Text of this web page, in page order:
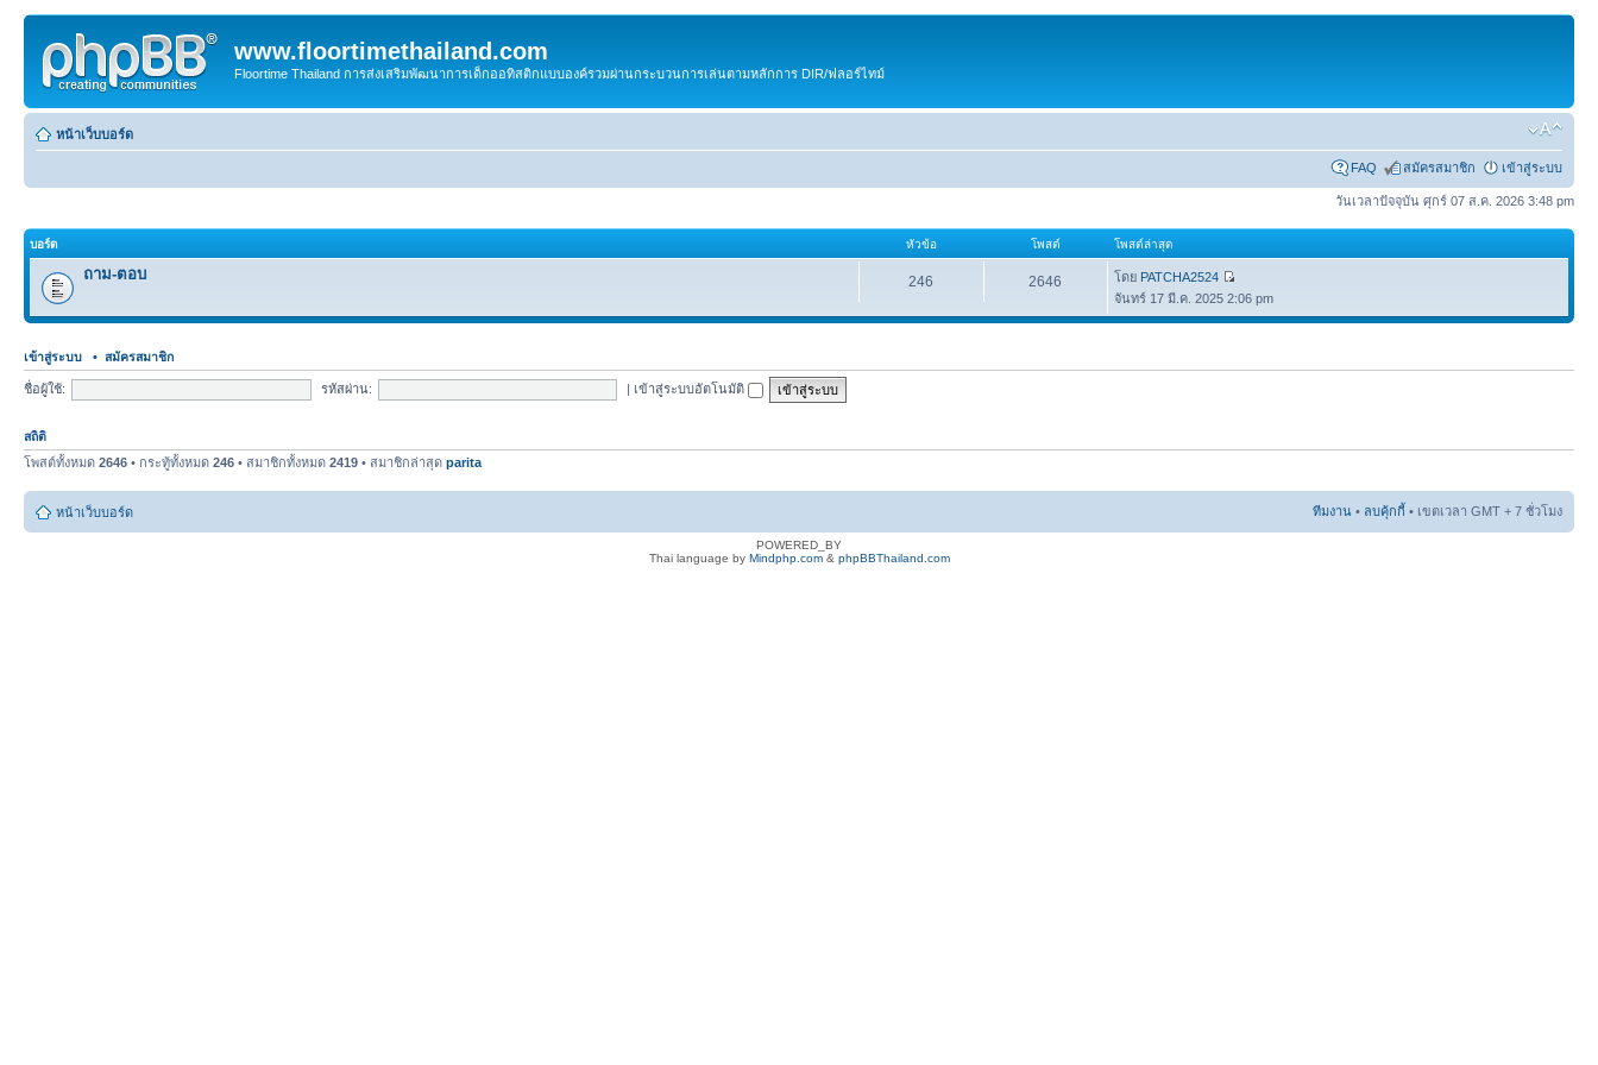
www.floortimethailand.com
Floortime Thailand การส่งเสริมพัฒนาการเด็กออทิสติกแบบองค์รวมผ่านกระบวนการเล่นตามหลักการ DIR/ฟลอร์ไทม์
หน้าเว็บบอร์ด
FAQ สมัครสมาชิก เข้าสู่ระบบ
วันเวลาปัจจุบัน ศุกร์ 07 ส.ค. 2026 3:48 pm
บอร์ด หัวข้อ โพสต์ โพสต์ล่าสุด
ถาม-ตอบ 246 2646 โดย PATCHA2524
จันทร์ 17 มี.ค. 2025 2:06 pm
เข้าสู่ระบบ • สมัครสมาชิก
ชื่อผู้ใช้: รหัสผ่าน: | เข้าสู่ระบบอัตโนมัติ
สถิติ
โพสต์ทั้งหมด 2646 • กระทู้ทั้งหมด 246 • สมาชิกทั้งหมด 2419 • สมาชิกล่าสุด parita
หน้าเว็บบอร์ด ทีมงาน • ลบคุ้กกี้ • เขตเวลา GMT + 7 ชั่วโมง
POWERED_BY
Thai language by Mindphp.com& phpBBThailand.com